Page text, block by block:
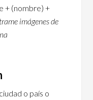
+ (nombre) +
imágenes de
o país o